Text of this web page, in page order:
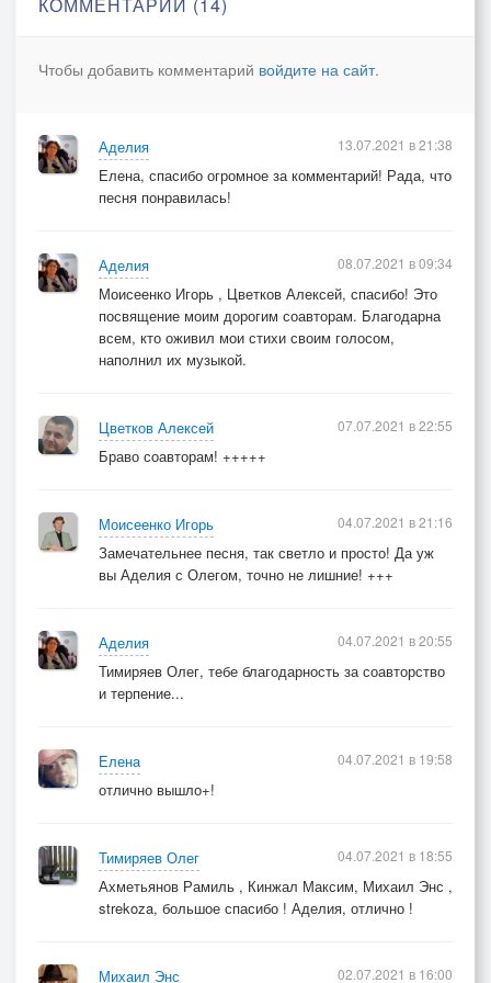
Чтобы добавить комментарий войдите на сайт.
Аделия
Елена, спасибо огромное за комментарий! Рада, что
песня понравилась!
13.07.2021 в 21:38
Аделия
Моисеенко Игорь , Цветков Алексей, спасибо! Это
посвящение моим дорогим соавторам. Благодарна
всем, кто оживил мои стихи своим голосом,
наполнил их музыкой.
08.07.2021 в 09:34
Цветков Алексей
Браво соавторам! +++++
07.07.2021 в 22:55
Моисеенко Игорь
Замечательнее песня, так светло и просто! Да уж
вы Аделия с Олегом, точно не лишние! +++
04.07.2021 в 21:16
Аделия
Тимиряев Олег, тебе благодарность за соавторство
и терпение...
04.07.2021 в 20:55
Елена
отлично вышло+!
04.07.2021 в 19:58
Тимиряев Олег
Ахметьянов Рамиль , Кинжал Максим, Михаил Энс ,
strekoza, большое спасибо ! Аделия, отлично !
04.07.2021 в 18:55
Михаил Энс 02.07.2021 в 16:00